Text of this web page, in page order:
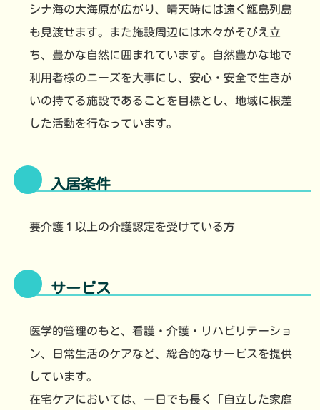
シナ海の大海原が広がり、晴天時には遠く甑島列島
も見渡せます。また施設周辺には木々がそびえ立
ち、豊かな自然に囲まれています。自然豊かな地で
利用者様のニーズを大事にし、安心・安全で生きが
いの持てる施設であることを目標とし、地域に根差
した活動を行なっています。
入居条件
要介護１以上の介護認定を受けている方
サービス
医学的管理のもと、看護・介護・リハビリテーショ
ン、日常生活のケアなど、総合的なサービスを提供
しています。
在宅ケアにおいては、一日でも長く「自立した家庭